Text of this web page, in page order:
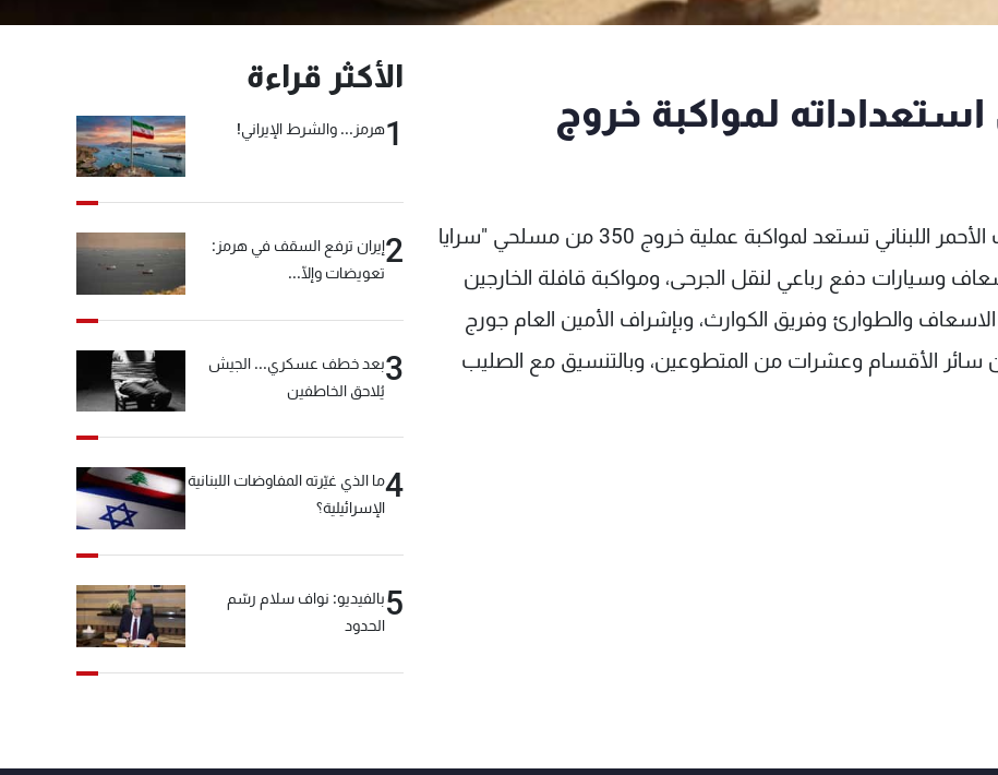
لمواكبة خروج
أفادت "الوكالة الوطنية للاعلام" أن فرق الصليب الأحمر اللبناني تستعد لمواكبة عملية خروج 350 من مسلحي "سرايا
وسيارات دفع رباعي لنقل الجرحى، ومواكبة قافلة الخارجين
والطوارئ وفريق الكوارث، وبإشراف الأمين العام جورج
سائر الأقسام وعشرات من المتطوعين، وبالتنسيق مع الصليب
الأكثر قراءة
1هرمز... والشرط الإيراني!
2إيران ترفع السقف في هرمز:
تعويضات وإلّا...
3بعد خطف عسكري... الجيش
يُلاحق الخاطفين
4ما الذي غيّرته المفاوضات اللبنانية
الإسرائيلية؟
5بالفيديو: نواف سلام رسّم
الحدود